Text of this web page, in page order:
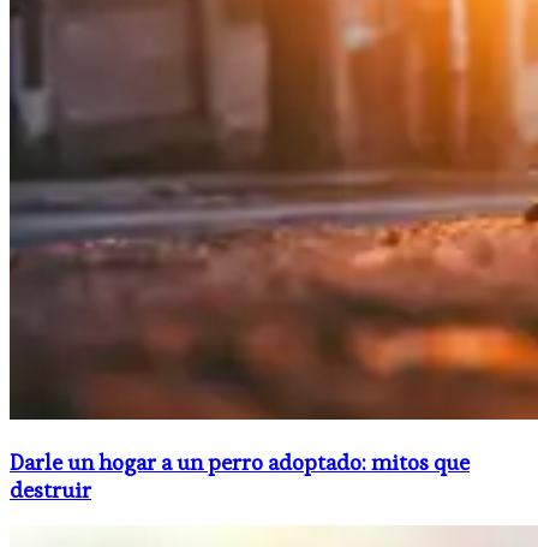
Darle un hogar a un perro adoptado: mitos que
destruir